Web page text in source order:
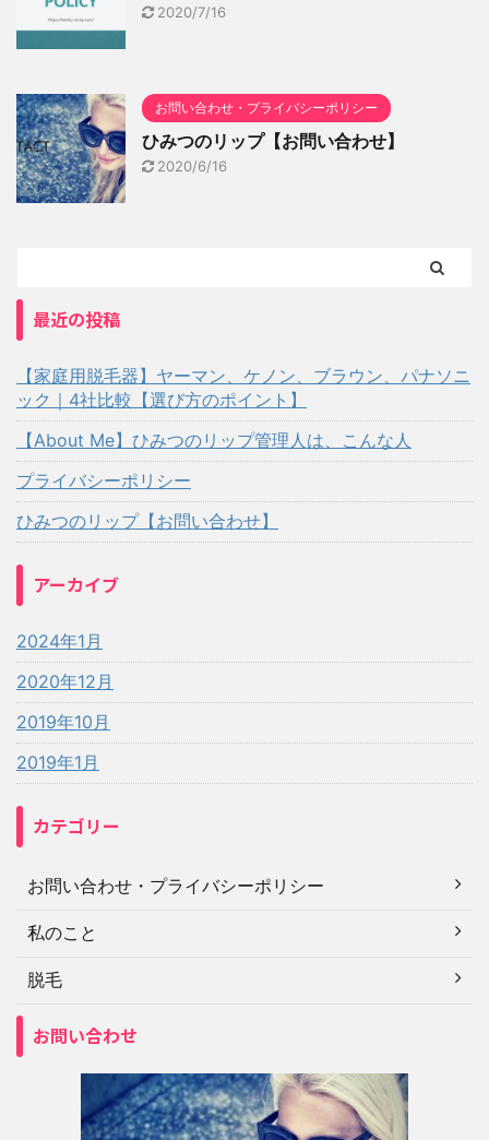
2020/7/16
お問い合わせ・プライバシーポリシー
ひみつのリップ【お問い合わせ】
2020/6/16
最近の投稿
【家庭用脱毛器】ヤーマン、ケノン、ブラウン、パナソニ
ック｜4社比較【選び方のポイント】
【About Me】ひみつのリップ管理人は、こんな人
プライバシーポリシー
ひみつのリップ【お問い合わせ】
アーカイブ
2024年1月
2020年12月
2019年10月
2019年1月
カテゴリー
お問い合わせ・プライバシーポリシー
私のこと
脱毛
お問い合わせ